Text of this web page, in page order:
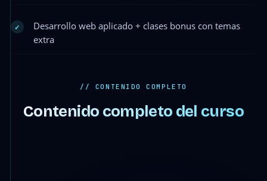
✓
Desarrollo web aplicado + clases bonus con temas
extra
// CONTENIDO COMPLETO
Contenido completo del curso